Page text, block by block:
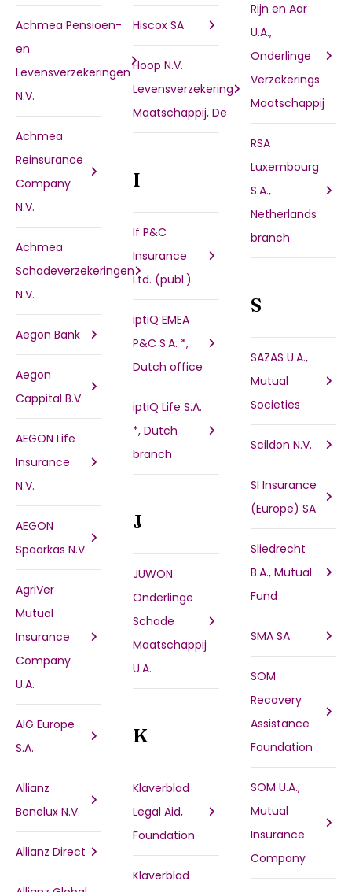
Achmea Pensioen-
en
Levensverzekeringen
N.V.
Achmea
Reinsurance
Company
N.V.
Achmea
Schadeverzekeringen
N.V.
Aegon Bank
Aegon
Cappital B.V.
AEGON Life
Insurance
N.V.
AEGON
Spaarkas N.V.
AgriVer
Mutual
Insurance
Company
U.A.
AIG Europe
S.A.
Allianz
Benelux N.V.
Allianz Direct
Hiscox SA
Hoop N.V.
Levensverzekering
Maatschappij, De
I
If P&C
Insurance
Ltd. (publ.)
iptiQ EMEA
P&C S.A. *,
Dutch office
iptiQ Life S.A.
*, Dutch
branch
J
JUWON
Onderlinge
Schade
Maatschappij
U.A.
K
Klaverblad
Legal Aid,
Foundation
Klaverblad
Rijn en Aar
U.A.,
Onderlinge
Verzekerings
Maatschappij
RSA
Luxembourg
S.A.,
Netherlands
branch
S
SAZAS U.A.,
Mutual
Societies
Scildon N.V.
SI Insurance
(Europe) SA
Sliedrecht
B.A., Mutual
Fund
SMA SA
SOM
Recovery
Assistance
Foundation
SOM U.A.,
Mutual
Insurance
Company